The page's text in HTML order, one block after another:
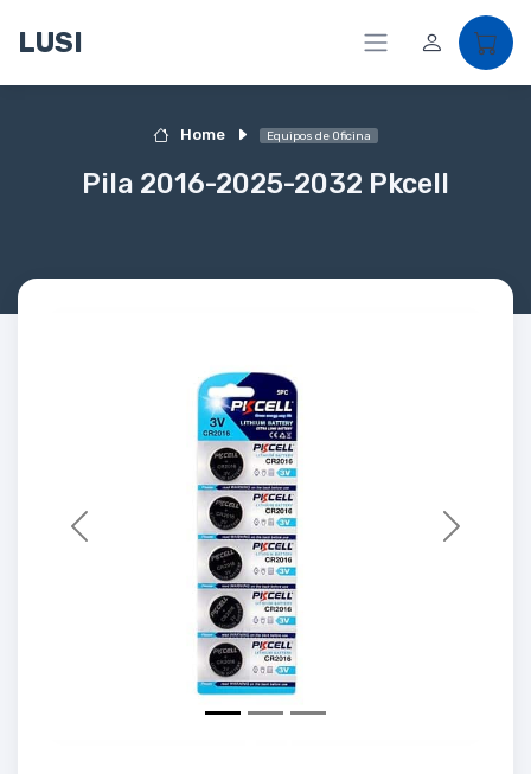
LUSI
Home Equipos de Oficina
Pila 2016-2025-2032 Pkcell
Previous Next